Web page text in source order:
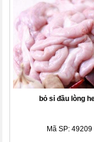
bỏ sỉ đầu lòng
Mã SP: 49209